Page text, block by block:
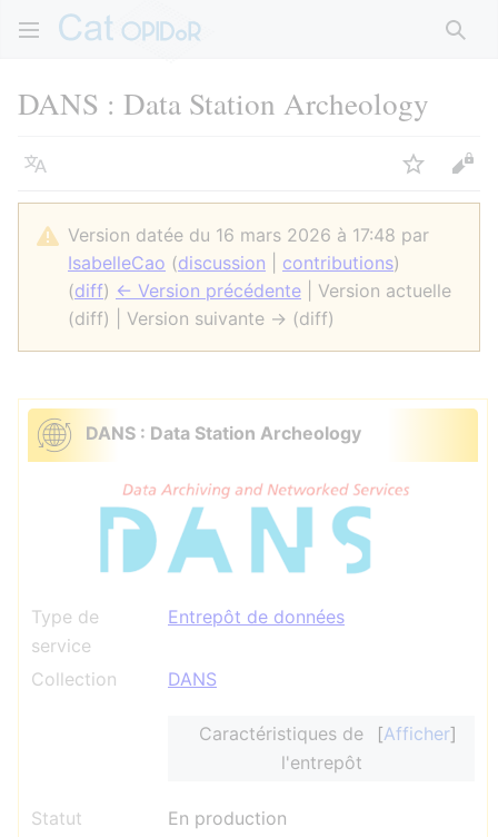
DANS : Data Station Archeology
Langue Suivre
Version datée du 16 mars 2026 à 17:48 par
IsabelleCao (discussion contributions)
(diff) ← Version précédente | Version actuelle
(diff) | Version suivante → (diff)
DANS : Data Station Archeology
Type de
service
Entrepôt de données
Collection DANS
Afficher
Caractéristiques de
l'entrepôt
Statut
En production